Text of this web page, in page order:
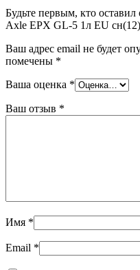
Будьте первым, кто
Axle EPX GL-5 1л EU
Ваш адрес email не будет
помечены *
Ваша оценка *
Ваш отзыв *
Имя *
Email *